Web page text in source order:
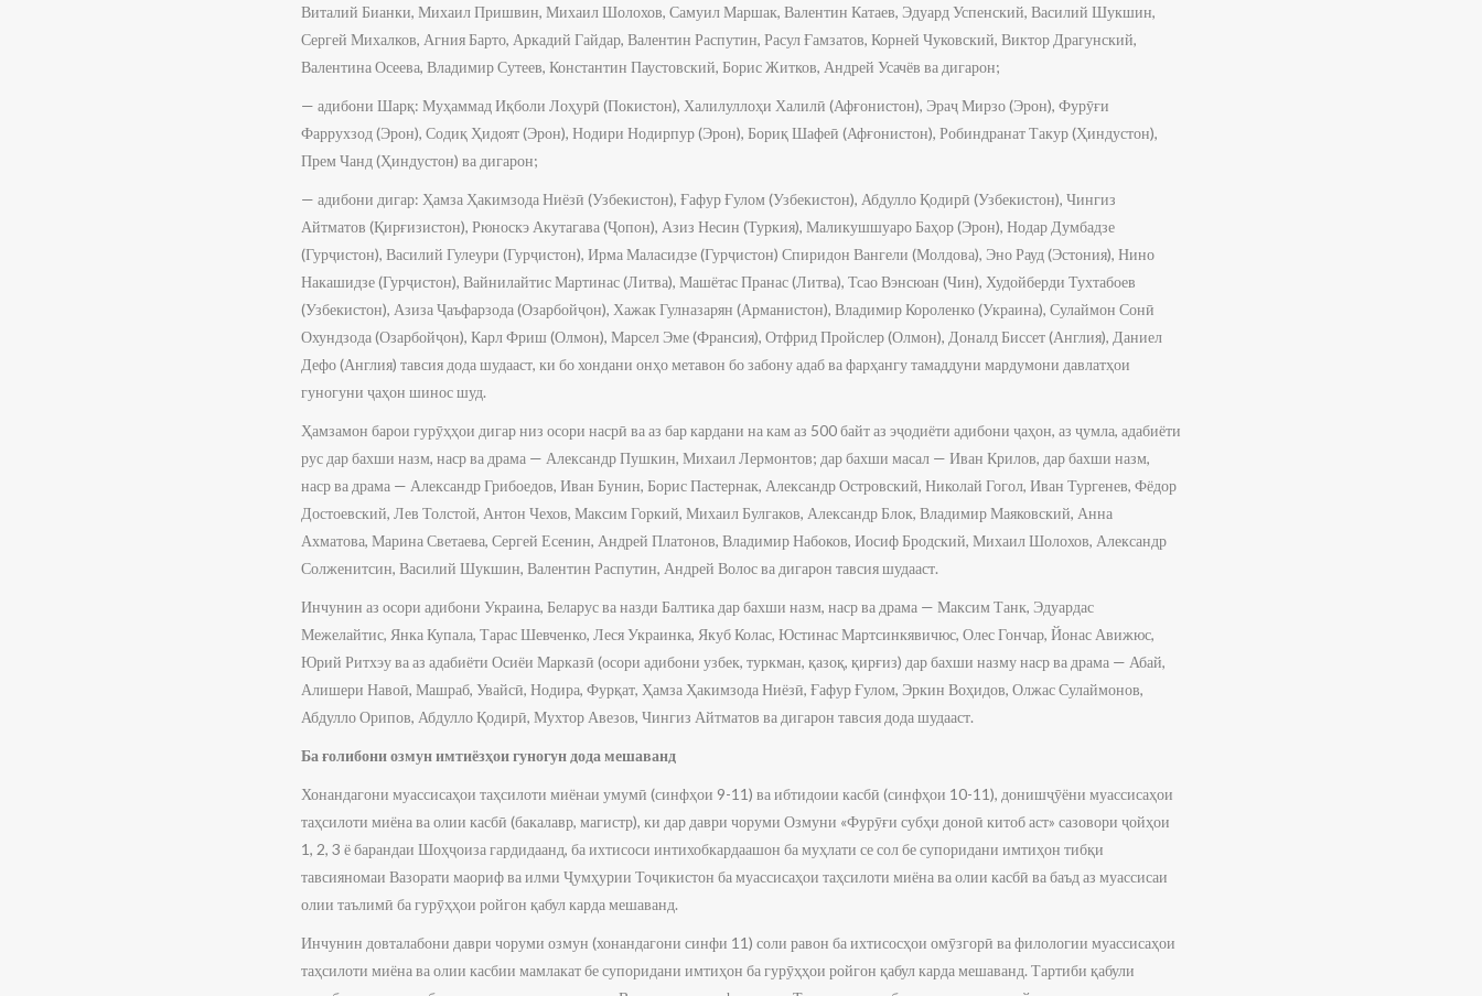
Виталий Бианки, Михаил Пришвин, Михаил Шолохов, Самуил Маршак, Валентин Катаев, Эдуард Успенский, Василий Шукшин,
Сергей Михалков, Агния Барто, Аркадий Гайдар, Валентин Распутин, Расул Ғамзатов, Корней Чуковский, Виктор Драгунский,
Валентина Осеева, Владимир Сутеев, Константин Паустовский, Борис Житков, Андрей Усачёв ва дигарон;
— адибони Шарқ: Муҳаммад Иқболи Лоҳурӣ (Покистон), Халилуллоҳи Халилӣ (Афғонистон), Эраҷ Мирзо (Эрон), Фурӯғи
Фаррухзод (Эрон), Содиқ Ҳидоят (Эрон), Нодири Нодирпур (Эрон), Бориқ Шафеӣ (Афғонистон), Робиндранат Такур (Ҳиндустон),
Прем Чанд (Ҳиндустон) ва дигарон;
— адибони дигар: Ҳамза Ҳакимзода Ниёзӣ (Узбекистон), Ғафур Ғулом (Узбекистон), Абдулло Қодирӣ (Узбекистон), Чингиз
Айтматов (Қирғизистон), Рюноскэ Акутагава (Ҷопон), Азиз Несин (Туркия), Маликушшуаро Баҳор (Эрон), Нодар Думбадзе
(Гурҷистон), Василий Гулеури (Гурҷистон), Ирма Маласидзе (Гурҷистон) Спиридон Вангели (Молдова), Эно Рауд (Эстония), Нино
Накашидзе (Гурҷистон), Вайнилайтис Мартинас (Литва), Машётас Пранас (Литва), Тсао Вэнсюан (Чин), Худойберди Тухтабоев
(Узбекистон), Азиза Ҷаъфарзода (Озарбойҷон), Хажак Гулназарян (Арманистон), Владимир Короленко (Украина), Сулаймон Сонӣ
Охундзода (Озарбойҷон), Карл Фриш (Олмон), Марсел Эме (Франсия), Отфрид Пройслер (Олмон), Доналд Биссет (Англия), Даниел
Дефо (Англия) тавсия дода шудааст, ки бо хондани онҳо метавон бо забону адаб ва фарҳангу тамаддуни мардумони давлатҳои
гуногуни ҷаҳон шинос шуд.
Ҳамзамон барои гурӯҳҳои дигар низ осори насрӣ ва аз бар кардани на кам аз 500 байт аз эҷодиёти адибони ҷаҳон, аз ҷумла, адабиёти
рус дар бахши назм, наср ва драма — Александр Пушкин, Михаил Лермонтов; дар бахши масал — Иван Крилов, дар бахши назм,
наср ва драма — Александр Грибоедов, Иван Бунин, Борис Пастернак, Александр Островский, Николай Гогол, Иван Тургенев, Фёдор
Достоевский, Лев Толстой, Антон Чехов, Максим Горкий, Михаил Булгаков, Александр Блок, Владимир Маяковский, Анна
Ахматова, Марина Светаева, Сергей Есенин, Андрей Платонов, Владимир Набоков, Иосиф Бродский, Михаил Шолохов, Александр
Солженитсин, Василий Шукшин, Валентин Распутин, Андрей Волос ва дигарон тавсия шудааст.
Инчунин аз осори адибони Украина, Беларус ва назди Балтика дар бахши назм, наср ва драма — Максим Танк, Эдуардас
Межелайтис, Янка Купала, Тарас Шевченко, Леся Украинка, Якуб Колас, Юстинас Мартсинкявичюс, Олес Гончар, Йонас Авижюс,
Юрий Ритхэу ва аз адабиёти Осиёи Марказӣ (осори адибони узбек, туркман, қазоқ, қирғиз) дар бахши назму наср ва драма — Абай,
Алишери Навоӣ, Машраб, Увайсӣ, Нодира, Фурқат, Ҳамза Ҳакимзода Ниёзӣ, Ғафур Ғулом, Эркин Воҳидов, Олжас Сулаймонов,
Абдулло Орипов, Абдулло Қодирӣ, Мухтор Авезов, Чингиз Айтматов ва дигарон тавсия дода шудааст.
Ба ғолибони озмун имтиёзҳои гуногун дода мешаванд
Хонандагони муассисаҳои таҳсилоти миёнаи умумӣ (синфҳои 9-11) ва ибтидоии касбӣ (синфҳои 10-11), донишҷӯёни муассисаҳои
таҳсилоти миёна ва олии касбӣ (бакалавр, магистр), ки дар даври чоруми Озмуни «Фурӯғи субҳи доноӣ китоб аст» сазовори ҷойҳои
1, 2, 3 ё барандаи Шоҳҷоиза гардидаанд, ба ихтисоси интихобкардаашон ба муҳлати се сол бе супоридани имтиҳон тибқи
тавсияномаи Вазорати маориф ва илми Ҷумҳурии Тоҷикистон ба муассисаҳои таҳсилоти миёна ва олии касбӣ ва баъд аз муассисаи
олии таълимӣ ба гурӯҳҳои ройгон қабул карда мешаванд.
Инчунин довталабони даври чоруми озмун (хонандагони синфи 11) соли равон ба ихтисосҳои омӯзгорӣ ва филологии муассисаҳои
таҳсилоти миёна ва олии касбии мамлакат бе супоридани имтиҳон ба гурӯҳҳои ройгон қабул карда мешаванд. Тартиби қабули